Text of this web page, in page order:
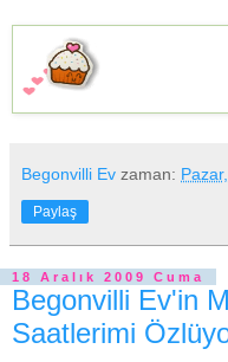
Begonvilli Ev zaman:
Paylaş
18 Aralık 2009 Cuma
Begonvilli Ev'in
Saatlerimi